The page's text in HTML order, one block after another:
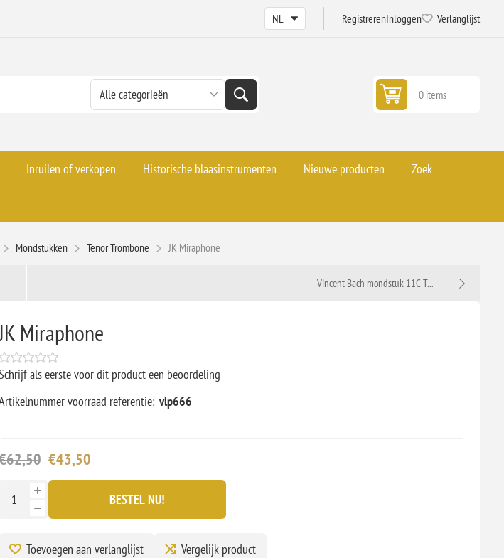
RegistrerenInloggen Verlanglijst
0 items
Inruilen of verkopen Historische blaasinstrumenten Nieuwe producten Zoek
Mondstukken Tenor Trombone JK Miraphone
Vincent Bach mondstuk 11C T...
Miraphone
als eerste voor dit product een beoordeling
voorraad referentie: vlp666
€43,50
BESTEL NU!
Toevoegen aan verlanglijst Vergelijk product